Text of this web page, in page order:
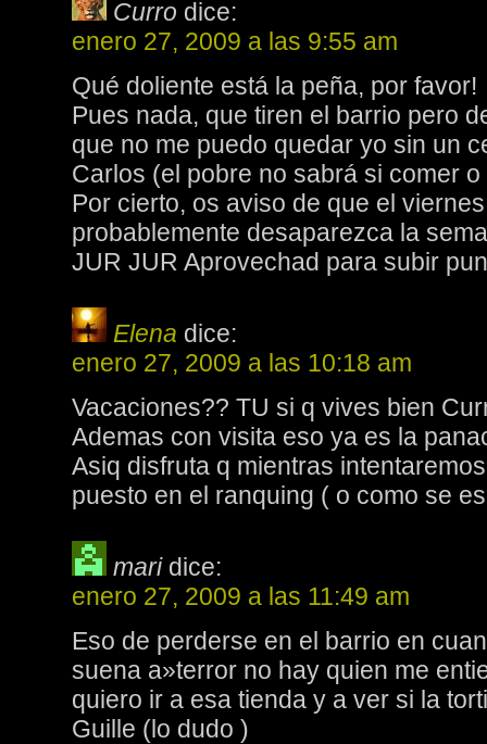
Curro dice:
enero 27, 2009 a las 9:55 am
Qué doliente está la peña, por favor!
Pues nada, que tiren el barrio pero
que no me puedo quedar yo sin un
Carlos (el pobre no sabrá si comer
Por cierto, os aviso de que el
probablemente desaparezca la
JUR JUR Aprovechad para subir
Elena dice:
enero 27, 2009 a las 10:18 am
Vacaciones?? TU si q vives bien
Ademas con visita eso ya es la
Asiq disfruta q mientras
puesto en el ranquing ( o como se
mari dice:
enero 27, 2009 a las 11:49 am
Eso de perderse en el barrio en
suena a»terror no hay quien me
quiero ir a esa tienda y a ver si la
Guille (lo dudo )